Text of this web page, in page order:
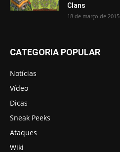
Clans
18 de março de 2015
CATEGORIA POPULAR
Notícias
Vídeo
Dicas
Sneak Peeks
Ataques
Wiki